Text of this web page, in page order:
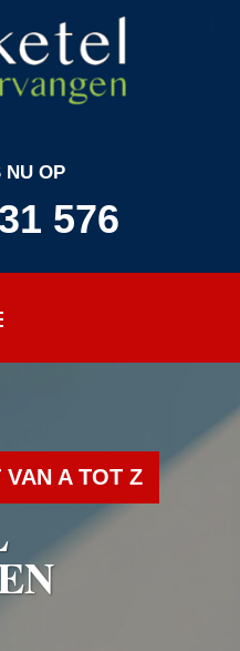
NU OP
576
VAN A TOT Z